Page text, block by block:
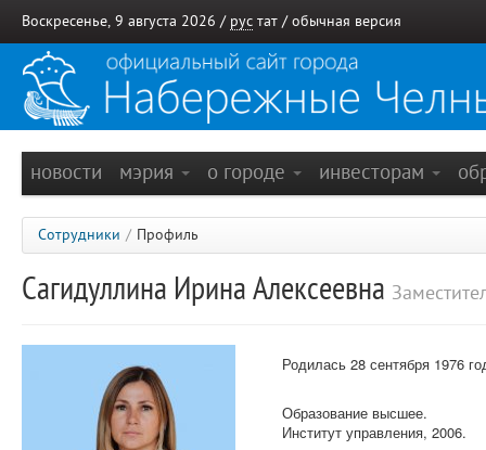
Воскресенье, 9 августа 2026 / рус тат / обычная версия
новости мэрия о городе инвесторам
Сотрудники / Профиль
Сагидуллина Ирина Алексеевна
Родилась 28 сентября 1976
Образование высшее.
Институт управления, 2006.